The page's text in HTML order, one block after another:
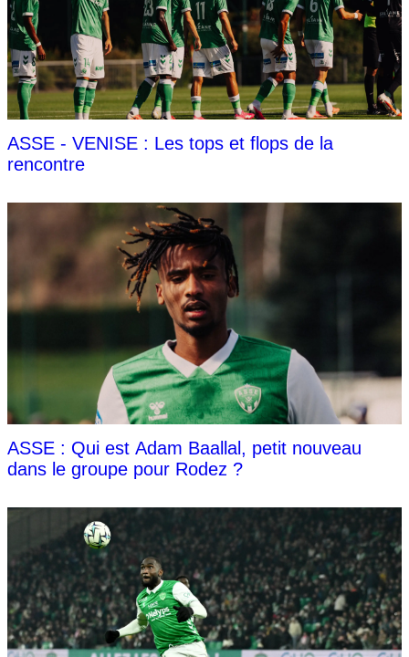
ASSE - VENISE : Les tops et flops de la
rencontre
ASSE : Qui est Adam Baallal, petit nouveau
dans le groupe pour Rodez ?